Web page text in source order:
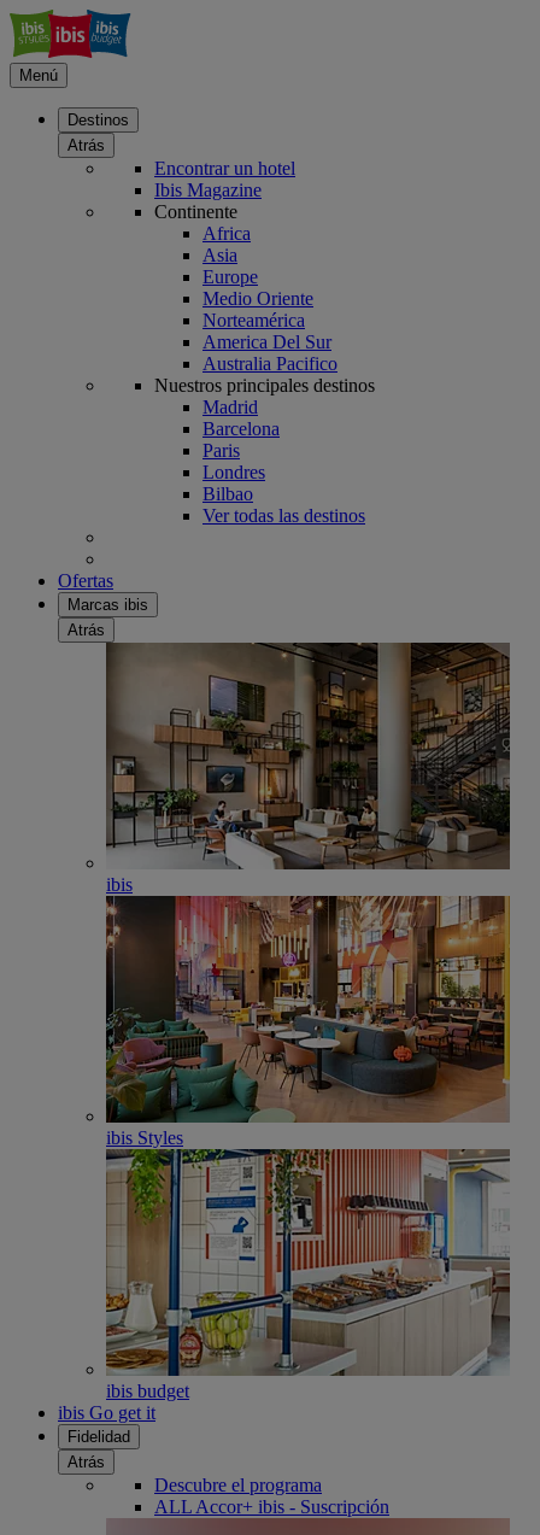
Menú
Destinos
Atrás
Encontrar un hotel
Ibis Magazine
Continente
Africa
Asia
Europe
Medio Oriente
Norteamérica
America Del Sur
Australia Pacifico
Nuestros principales destinos
Madrid
Barcelona
Paris
Londres
Bilbao
Ver todas las destinos
Ofertas
Marcas ibis
Atrás
ibis
ibis Styles
ibis budget
ibis Go get it
Fidelidad
Atrás
Descubre el programa
ALL Accor+ ibis - Suscripción